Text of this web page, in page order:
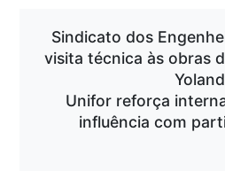
Sindicato dos
visita técnica às obras
Unifor reforça
influência com